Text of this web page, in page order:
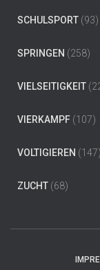
SCHULSPORT (93)
SPRINGEN (258)
VIELSEITIGKEIT
VIERKAMPF (107)
VOLTIGIEREN (147)
ZUCHT (68)